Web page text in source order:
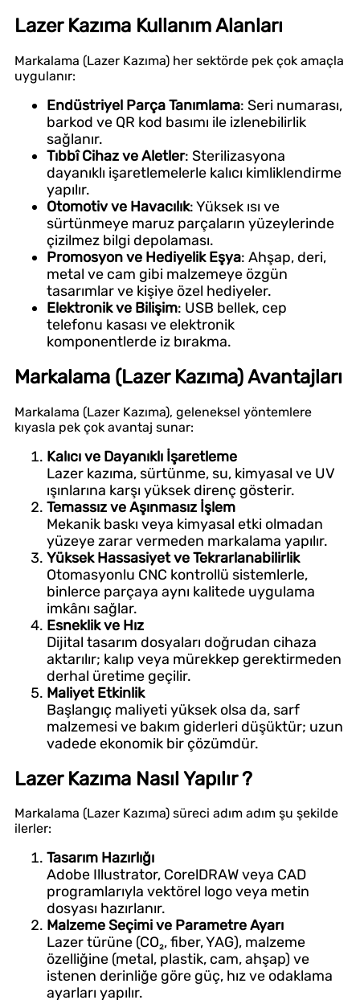
Lazer Kazıma Kullanım Alanları
Markalama (Lazer Kazıma) her sektörde pek çok amaçla
uygulanır:
Endüstriyel Parça Tanımlama: Seri numarası,
barkod ve QR kod basımı ile izlenebilirlik
sağlanır.
Tıbbî Cihaz ve Aletler: Sterilizasyona
dayanıklı işaretlemelerle kalıcı kimliklendirme
yapılır.
Otomotiv ve Havacılık: Yüksek ısı ve
sürtünmeye maruz parçaların yüzeylerinde
çizilmez bilgi depolaması.
Promosyon ve Hediyelik Eşya: Ahşap, deri,
metal ve cam gibi malzemeye özgün
tasarımlar ve kişiye özel hediyeler.
Elektronik ve Bilişim: USB bellek, cep
telefonu kasası ve elektronik
komponentlerde iz bırakma.
Markalama (Lazer Kazıma) Avantajları
Markalama (Lazer Kazıma), geleneksel yöntemlere
kıyasla pek çok avantaj sunar:
Kalıcı ve Dayanıklı İşaretleme
Lazer kazıma, sürtünme, su, kimyasal ve UV
ışınlarına karşı yüksek direnç gösterir.
Temassız ve Aşınmasız İşlem
Mekanik baskı veya kimyasal etki olmadan
yüzeye zarar vermeden markalama yapılır.
Yüksek Hassasiyet ve Tekrarlanabilirlik
Otomasyonlu CNC kontrollü sistemlerle,
binlerce parçaya aynı kalitede uygulama
imkânı sağlar.
Esneklik ve Hız
Dijital tasarım dosyaları doğrudan cihaza
aktarılır; kalıp veya mürekkep gerektirmeden
derhal üretime geçilir.
Maliyet Etkinlik
Başlangıç maliyeti yüksek olsa da, sarf
malzemesi ve bakım giderleri düşüktür; uzun
vadede ekonomik bir çözümdür.
Lazer Kazıma Nasıl Yapılır ?
Markalama (Lazer Kazıma) süreci adım adım şu şekilde
ilerler:
Tasarım Hazırlığı
Adobe Illustrator, CorelDRAW veya CAD
programlarıyla vektörel logo veya metin
dosyası hazırlanır.
Malzeme Seçimi ve Parametre Ayarı
Lazer türüne (CO₂, fiber, YAG), malzeme
özelliğine (metal, plastik, cam, ahşap) ve
istenen derinliğe göre güç, hız ve odaklama
ayarları yapılır.